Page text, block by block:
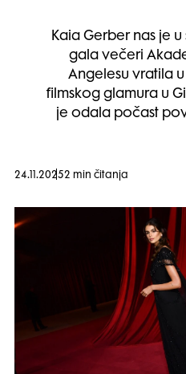
Kaia Gerber nas je
gala večeri
Angelesu vratila
filmskog glamura u
je odala počast
24.11.20252 min čitanja